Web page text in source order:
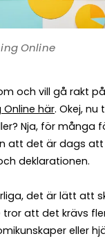
Online
och vill gå rakt
Online här. Okej, nu
Nja, för många
att det är dags
deklarationen.
det är lätt att
att det krävs
eller